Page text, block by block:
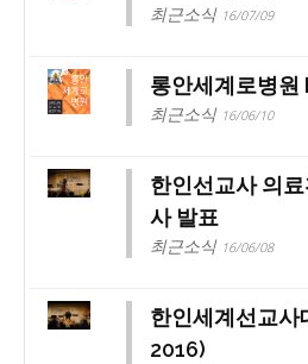
최근소식 16/07/09
롱안세계로병원
최근소식 16/06/10
한인선교사 의
사 발표
최근소식 16/06/08
한인세계선교사
2016)